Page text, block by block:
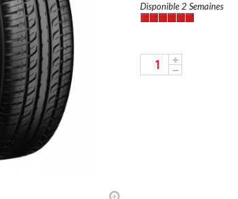
Disponible 2 Semaines